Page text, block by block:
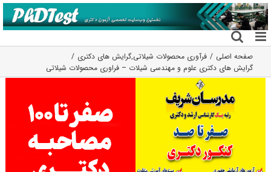
رفتن
به
محتوا
صفحه اصلی فرآوری محصولات شیلاتی,گرایش های دکتری
گرایش های دکتری علوم و مهندسی شیلات – ﻓﺮاوری ﻣﺤﺼﻮﻻت شیلاتی